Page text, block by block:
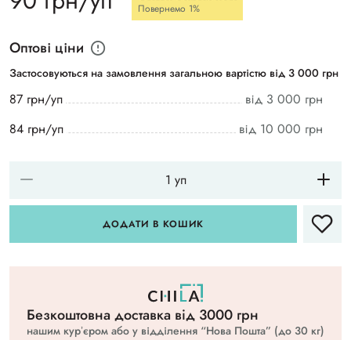
Повернемо 1%
Оптові ціни
Застосовуються на замовлення загальною вартістю від 3 000 грн
87 грн/уп
від 3 000 грн
84 грн/уп
від 10 000 грн
ДОДАТИ В КОШИК
Безкоштовна доставка вiд 3000 грн
нашим курʼєром або у відділення “Нова Пошта” (до 30 кг)